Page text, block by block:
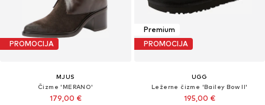
PROMOCIJA
MJUS
Čizme 'MERANO'
179,00 €
Premium
PROMOCIJA
UGG
Ležerne čizme 'Bailey Bow II'
195,00 €